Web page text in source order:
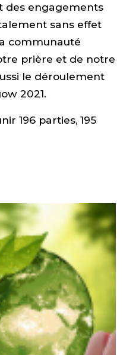
des engagements
sans effet
communauté
prière et de notre
le déroulement
2021.
196 parties, 195